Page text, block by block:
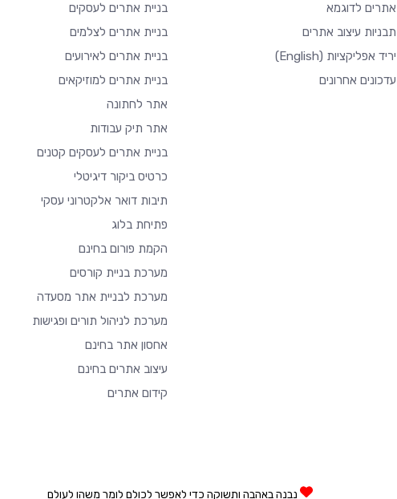
אתרים לדוגמא
תבניות עיצוב אתרים
יריד אפליקציות (English)
עדכונים אחרונים
בניית אתרים לעסקים
בניית אתרים לצלמים
בניית אתרים לאירועים
בניית אתרים למוזיקאים
אתר לחתונה
אתר תיק עבודות
בניית אתרים לעסקים קטנים
כרטיס ביקור דיגיטלי
תיבות דואר אלקטרוני עסקי
פתיחת בלוג
הקמת פורום בחינם
מערכת בניית קורסים
מערכת לבניית אתר מסעדה
מערכת לניהול תורים ופגישות
אחסון אתר בחינם
עיצוב אתרים בחינם
קידום אתרים
נבנה באהבה ותשוקה כדי לאפשר לכולם לומר משהו לעולם